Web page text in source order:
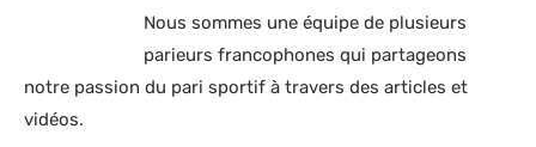
Nous sommes une équipe de plusieurs
parieurs francophones qui partageons
notre passion du pari sportif à travers des articles et
vidéos.